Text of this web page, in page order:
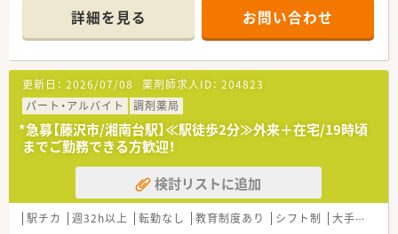
■応需枚数増加による増員の募集です。
■オンコール対応は社員さんにご担当いただけるので、メリハリ
を持ってご勤務いただくことが可能です。
■フルでご就業いただけるパート薬剤師さんの募集です。
■辻堂駅からバスで10分程度の場所に位置しております。
■マイカー通勤もOK！お気軽にご相談ください。
※こちらは自動車運転免許必須の求人となります。
≪こんな企業です≫
■藤沢市に1店舗展開している調剤薬局です。
■在宅医療にも積極的に取り組み、現在では居宅のほか施設在宅
も行っております。
■何よりも患者様を第一に考えて行動し、患者様の毎日の健康を
支える｢コンシェルジュ｣をモットーに活動しております。
詳細を見る お問い合わせ
更新日： 2026/07/08 薬剤師求人ID： 204823
パート・アルバイト
調剤薬局
*急募【藤沢市/湘南台駅】≪駅徒歩2分≫外来＋在宅/19時頃
までご勤務できる方歓迎！
検討リストに追加
駅チカ 週32h以上 転勤なし 教育制度あり シフト制 大手チェーン以外